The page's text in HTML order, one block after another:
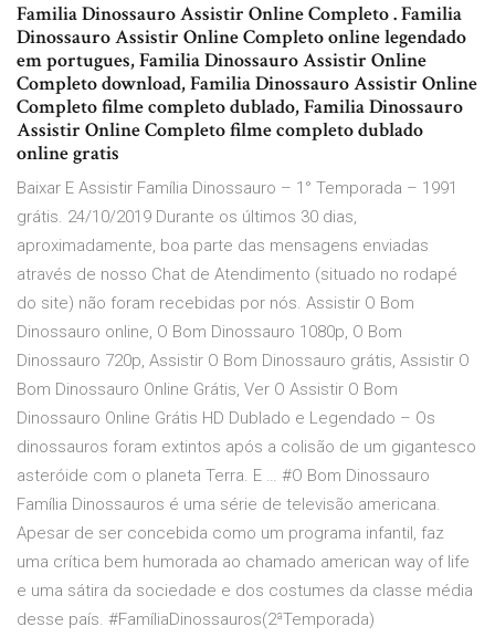
Familia Dinossauro Assistir Online Completo . Familia
Dinossauro Assistir Online Completo online legendado
em portugues, Familia Dinossauro Assistir Online
Completo download, Familia Dinossauro Assistir Online
Completo filme completo dublado, Familia Dinossauro
Assistir Online Completo filme completo dublado
online gratis
Baixar E Assistir Família Dinossauro – 1° Temporada – 1991
grátis. 24/10/2019 Durante os últimos 30 dias,
aproximadamente, boa parte das mensagens enviadas
através de nosso Chat de Atendimento (situado no rodapé
do site) não foram recebidas por nós. Assistir O Bom
Dinossauro online, O Bom Dinossauro 1080p, O Bom
Dinossauro 720p, Assistir O Bom Dinossauro grátis, Assistir O
Bom Dinossauro Online Grátis, Ver O Assistir O Bom
Dinossauro Online Grátis HD Dublado e Legendado – Os
dinossauros foram extintos após a colisão de um gigantesco
asteróide com o planeta Terra. E … #O Bom Dinossauro
Família Dinossauros é uma série de televisão americana.
Apesar de ser concebida como um programa infantil, faz
uma crítica bem humorada ao chamado american way of life
e uma sátira da sociedade e dos costumes da classe média
desse país. #FamíliaDinossauros(2ªTemporada)